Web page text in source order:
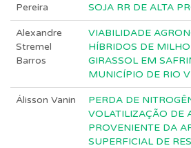
Pereira
SOJA RR DE ALTA
Alexandre
Stremel
Barros
VIABILIDADE
HÍBRIDOS DE
GIRASSOL EM
MUNICÍPIO DE RIO
Álisson Vanin
PERDA DE
VOLATILIZAÇÃO DE
PROVENIENTE DA
SUPERFICIAL DE